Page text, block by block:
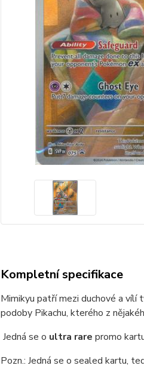
Kompletní specifikace
Mimikyu patří mezi duchové a vílí
podoby Pikachu, kterého z
Jedná se o ultra rare promo
Pozn.: Jedná se o sealed kartu,